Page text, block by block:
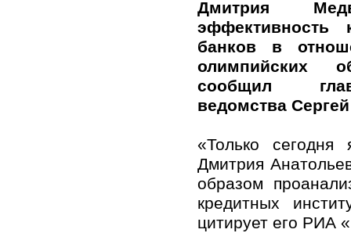
Дмитрия
эффективность
банков в
олимпийских
сообщил
ведомства
«Только сегодня
Дмитрия
образом
кредитных
цитирует его РИА